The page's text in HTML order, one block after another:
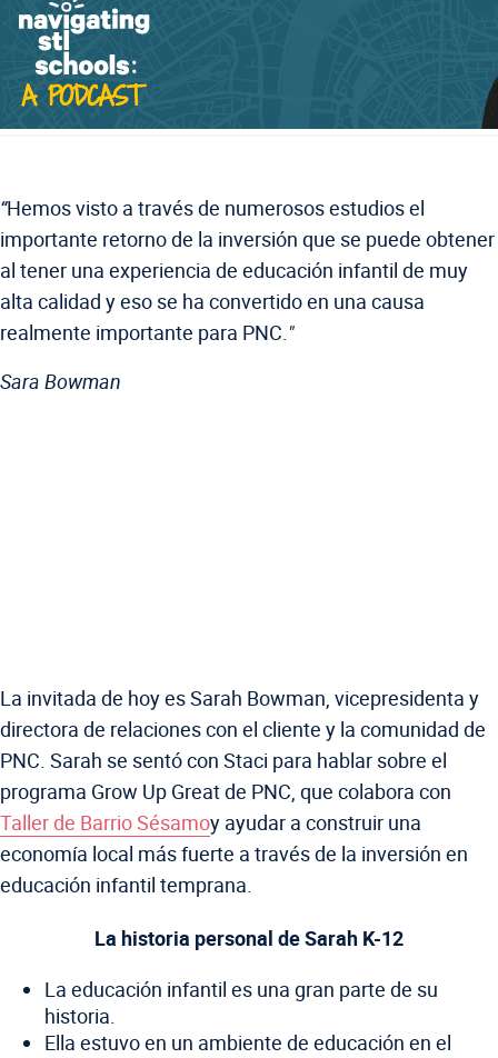
“Hemos visto a través de numerosos estudios el
importante retorno de la inversión que se puede obtener
al tener una experiencia de educación infantil de muy
alta calidad y eso se ha convertido en una causa
realmente importante para PNC."
Sara Bowman
La invitada de hoy es Sarah Bowman, vicepresidenta y
directora de relaciones con el cliente y la comunidad de
PNC. Sarah se sentó con Staci para hablar sobre el
programa Grow Up Great de PNC, que colabora con
Taller de Barrio Sésamoy ayudar a construir una
economía local más fuerte a través de la inversión en
educación infantil temprana.
La historia personal de Sarah K-12
La educación infantil es una gran parte de su
historia.
Ella estuvo en un ambiente de educación en el